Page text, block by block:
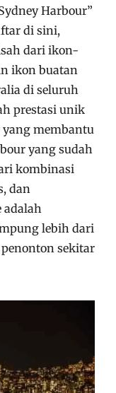
Harbour”
di sini,
dari ikon-
ikon buatan
di seluruh
prestasi unik
membantu
yang sudah
kombinasi
dan
adalah
lebih dari
sekitar